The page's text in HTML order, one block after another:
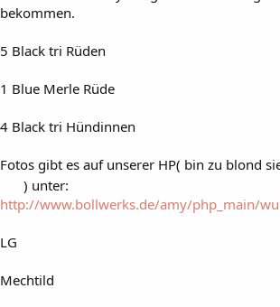
bekommen.
5 Black tri Rüden
1 Blue Merle Rüde
4 Black tri Hündinnen
Fotos gibt es auf unserer HP( bin zu blond
) unter:
http://www.bollwerks.de/amy/php_main/
LG
Mechtild